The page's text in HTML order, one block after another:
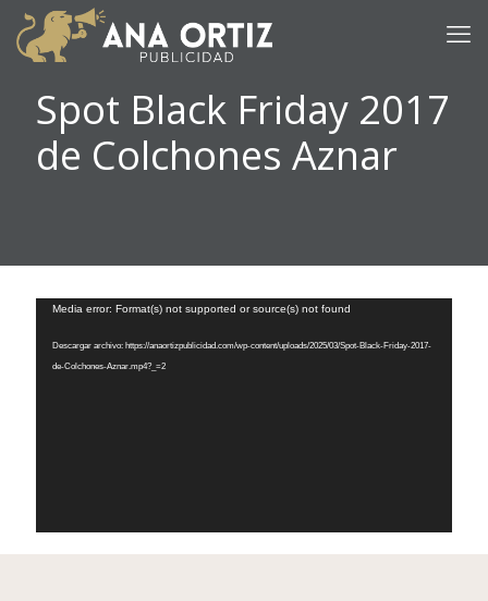
Spot Black Friday 2017
de Colchones Aznar
Reproductor
vídeo
Media error: Format(s) not supported or source(s) not found
Descargar archivo: https://anaortizpublicidad.com/wp-content/uploads/2025/03/Spot-Black-Friday-2017-
de-Colchones-Aznar.mp4?_=2